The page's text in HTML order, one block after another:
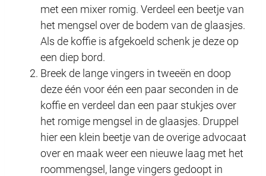
met een mixer romig. Verdeel een beetje van
het mengsel over de bodem van de glaasjes.
Als de koffie is afgekoeld schenk je deze op
een diep bord.
Breek de lange vingers in tweeën en doop
deze één voor één een paar seconden in de
koffie en verdeel dan een paar stukjes over
het romige mengsel in de glaasjes. Druppel
hier een klein beetje van de overige advocaat
over en maak weer een nieuwe laag met het
roommengsel, lange vingers gedoopt in